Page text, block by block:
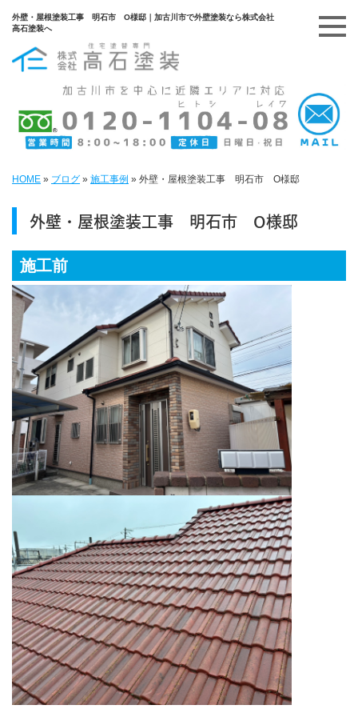
外壁・屋根塗装工事 明石市 O様邸｜加古川市で外壁塗装なら株式会社
高石塗装へ
HOME » ブログ » 施工事例 » 外壁・屋根塗装工事 明石市 O様邸
外壁・屋根塗装工事 明石市 O様邸
施工前